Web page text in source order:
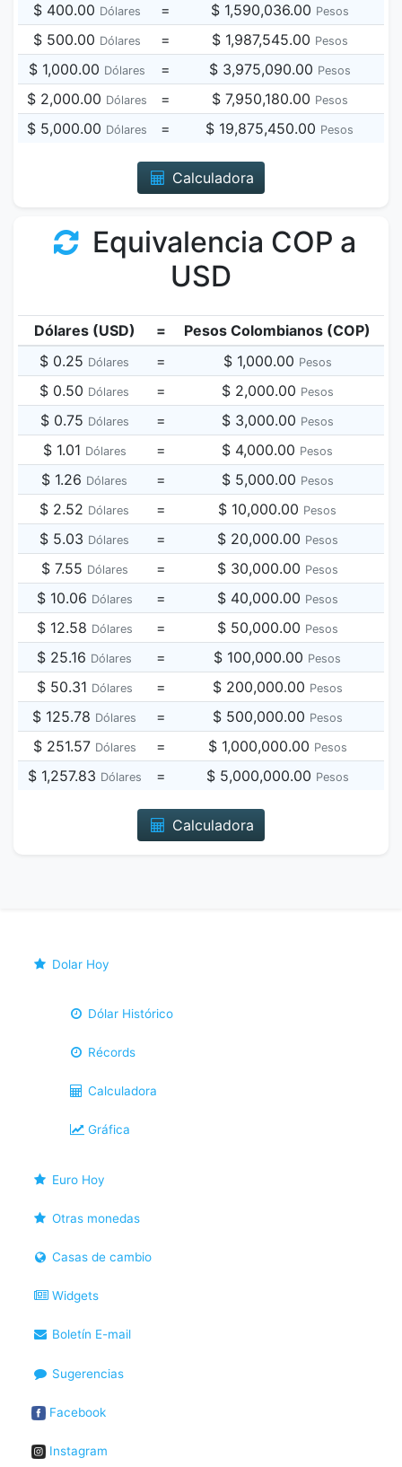
$ 400.00 Dólares = $ 1,590,036.00 Pesos
$ 500.00 Dólares = $ 1,987,545.00 Pesos
$ 1,000.00 Dólares = $ 3,975,090.00 Pesos
$ 2,000.00 Dólares = $ 7,950,180.00 Pesos
$ 5,000.00 Dólares = $ 19,875,450.00 Pesos
Calculadora
Equivalencia COP a
USD
Dólares (USD) =
Pesos Colombianos (COP)
$ 0.25 Dólares = $ 1,000.00 Pesos
$ 0.50 Dólares = $ 2,000.00 Pesos
$ 0.75 Dólares = $ 3,000.00 Pesos
$ 1.01 Dólares = $ 4,000.00 Pesos
$ 1.26 Dólares = $ 5,000.00 Pesos
$ 2.52 Dólares = $ 10,000.00 Pesos
$ 5.03 Dólares = $ 20,000.00 Pesos
$ 7.55 Dólares = $ 30,000.00 Pesos
$ 10.06 Dólares = $ 40,000.00 Pesos
$ 12.58 Dólares = $ 50,000.00 Pesos
$ 25.16 Dólares = $ 100,000.00 Pesos
$ 50.31 Dólares = $ 200,000.00 Pesos
$ 125.78 Dólares = $ 500,000.00 Pesos
$ 251.57 Dólares = $ 1,000,000.00 Pesos
$ 1,257.83 Dólares = $ 5,000,000.00 Pesos
Calculadora
Dolar Hoy
Dólar Histórico
Récords
Calculadora
Gráfica
Euro Hoy
Otras monedas
Casas de cambio
Widgets
Boletín E-mail
Sugerencias
Facebook
Instagram